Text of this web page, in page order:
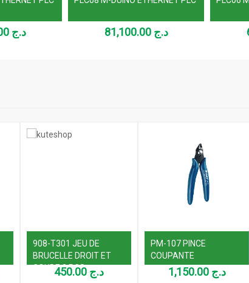
د.ج 46,900.00 د.ج 81,100.00
908-T301 JEU DE
BRUCELLE DROIT ET
COUDE 2 PCS د.ج
PM-107 PINCE
COUPANTE
د.ج 1,150.00